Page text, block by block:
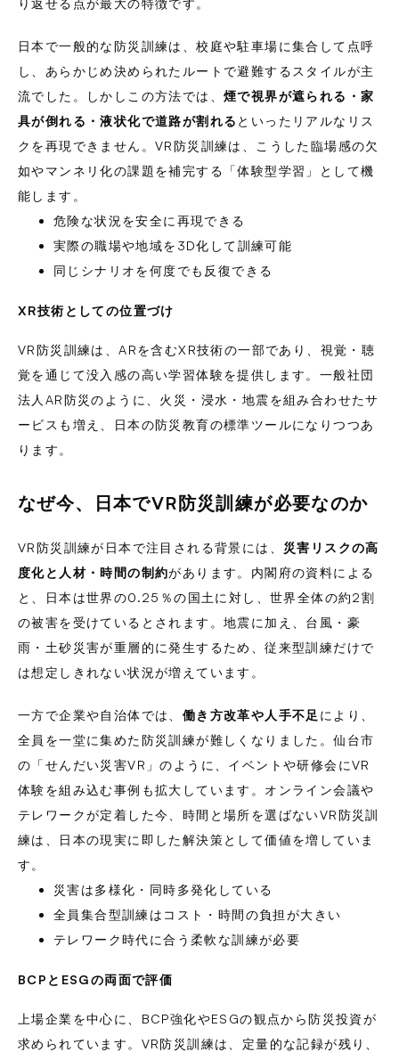
日本で一般的な防災訓練は、校庭や駐車場に集合して点呼
し、あらかじめ決められたルートで避難するスタイルが主
流でした。しかしこの方法では、 煙で視界が遮られる・家
具が倒れる・液状化で道路が割れる といったリアルなリス
クを再現できません。VR防災訓練は、こうした臨場感の欠
如やマンネリ化の課題を補完する「体験型学習」として機
能します。
危険な状況を安全に再現できる
実際の職場や地域を3D化して訓練可能
同じシナリオを何度でも反復できる
XR技術としての位置づけ
VR防災訓練は、ARを含むXR技術の一部であり、視覚・聴
覚を通じて没入感の高い学習体験を提供します。一般社団
法人AR防災のように、火災・浸水・地震を組み合わせたサ
ービスも増え、日本の防災教育の標準ツールになりつつあ
ります。
なぜ今、日本でVR防災訓練が必要なのか
VR防災訓練が日本で注目される背景には、 災害リスクの高
度化と人材・時間の制約があります。内閣府の資料による
と、日本は世界の0.25％の国土に対し、世界全体の約2割
の被害を受けているとされます。地震に加え、台風・豪
雨・土砂災害が重層的に発生するため、従来型訓練だけで
は想定しきれない状況が増えています。
一方で企業や自治体では、 働き方改革や人手不足 により、
全員を一堂に集めた防災訓練が難しくなりました。仙台市
の「せんだい災害VR」のように、イベントや研修会にVR
体験を組み込む事例も拡大しています。オンライン会議や
テレワークが定着した今、時間と場所を選ばないVR防災訓
練は、日本の現実に即した解決策として価値を増していま
す。
災害は多様化・同時多発化している
全員集合型訓練はコスト・時間の負担が大きい
テレワーク時代に合う柔軟な訓練が必要
BCPとESGの両面で評価
上場企業を中心に、BCP強化やESGの観点から防災投資が
求められています。VR防災訓練は、定量的な記録が残り、